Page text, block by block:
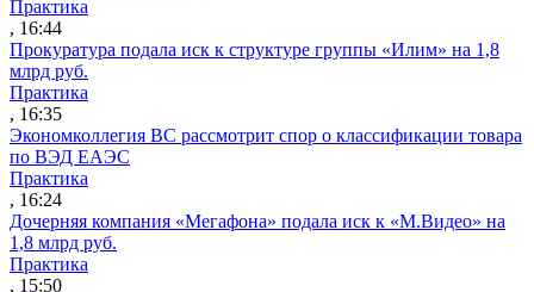
Практика
, 16:44
Прокуратура подала иск к структуре группы «Илим» на 1,8
млрд руб.
Практика
, 16:35
Экономколлегия ВС рассмотрит спор о классификации товара
по ВЭД ЕАЭС
Практика
, 16:24
Дочерняя компания «Мегафона» подала иск к «М.Видео» на
1,8 млрд руб.
Практика
, 15:50